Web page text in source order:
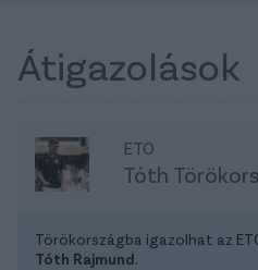
Átigazolások
ETO
Tóth
Törökországba igazolhat az
Tóth Rajmund.